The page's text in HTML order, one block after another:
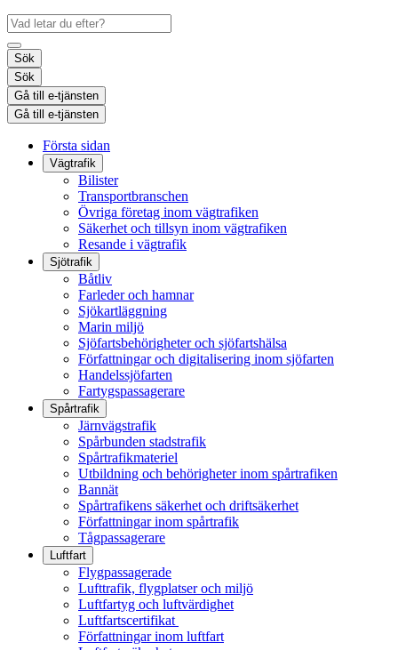
Sök
Sök
Gå till e-tjänsten
Gå till e-tjänsten
Första sidan
Vägtrafik
Bilister
Transportbranschen
Övriga företag inom vägtrafiken
Säkerhet och tillsyn inom vägtrafiken
Resande i vägtrafik
Sjötrafik
Båtliv
Farleder och hamnar
Sjökartläggning
Marin miljö
Sjöfartsbehörigheter och sjöfartshälsa
Författningar och digitalisering inom sjöfarten
Handelssjöfarten
Fartygspassagerare
Spårtrafik
Järnvägstrafik
Spårbunden stadstrafik
Spårtrafikmateriel
Utbildning och behörigheter inom spårtrafiken
Bannät
Spårtrafikens säkerhet och driftsäkerhet
Författningar inom spårtrafik
Tågpassagerare
Luftfart
Flygpassagerade
Lufttrafik, flygplatser och miljö
Luftfartyg och luftvärdighet
Luftfartscertifikat
Författningar inom luftfart